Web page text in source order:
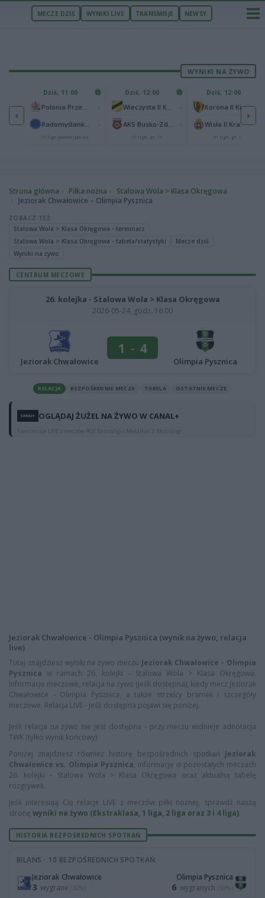
MECZE DZIŚ WYNIKI LIVE TRANSMISJE NEWSY
WYNIKI NA ŻYWO
‹
1
1
Dziś, 11:00
IV liga podkarpacka
Dziś, 12:00
III liga, gr. IV
Dziś, 12:00
Korona II Kielce
Wisła II Kraków
III liga, gr. IV
›
Strona główna Piłka nożna
Stalowa Wola > Klasa Okręgowa
Jeziorak Chwałowice – Olimpia Pysznica
ZOBACZ TEŻ
Stalowa Wola > Klasa Okręgowa - terminarz
Stalowa Wola > Klasa Okręgowa - tabela/statystyki
Mecze dziś
Wyniki na żywo
CENTRUM MECZOWE
26. kolejka - Stalowa Wola > Klasa Okręgowa
2026-05-24, godz. 16:00
Jeziorak Chwałowice
1 - 4
Olimpia Pysznica
RELACJA BEZPOŚREDNIE MECZE TABELA OSTATNIE MECZE
OGLĄDAJ ŻUŻEL NA ŻYWO W CANAL+
Transmisje LIVE z meczów PGE Ekstraligi i Metalkas 2. Ekstraligi
Jeziorak Chwałowice - Olimpia Pysznica (wynik na żywo, relacja
live)
Tutaj znajdziesz wyniki na żywo meczu Jeziorak Chwałowice - Olimpia
Pysznica w ramach 26. kolejki - Stalowa Wola > Klasa Okręgowa.
Informacje meczowe, relacja na żywo (jeśli dostępna), kiedy mecz Jeziorak
Chwałowice - Olimpia Pysznica, a także strzelcy bramek i szczegóły
meczowe. Relacja LIVE - jeśli dostępna pojawi się poniżej.
Jeśli relacja na żywo nie jest dostępna - przy meczu widnieje adnotacja
TWK (tylko wynik końcowy)
Poniżej znajdziesz również historę bezpośrednich spotkań Jeziorak
Chwałowice vs. Olimpia Pysznica, informacje o pozostałych meczach
26. kolejki - Stalowa Wola > Klasa Okręgowa oraz aktualną tabelę
rozgrywek.
Jeśli interesują Cię relacje LIVE z meczów piłki nożnej, sprawdź naszą
stronę wyniki na żywo (Ekstraklasa, 1 liga, 2 liga oraz 3 i 4 liga).
HISTORIA BEZPOŚREDNICH SPOTKAŃ
BILANS · 10 BEZPOŚREDNICH SPOTKAŃ
Jeziorak Chwałowice
3 wygrane (30%)
Olimpia Pysznica
6 wygranych (60%)